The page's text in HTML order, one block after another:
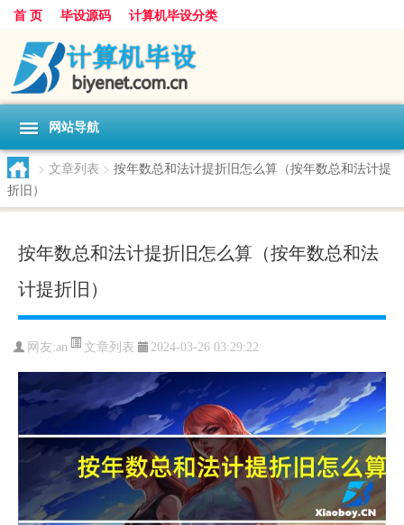
首 页 毕设源码 计算机毕设分类
网站导航
> 文章列表 > 按年数总和法计提折旧怎么算（按年数总和法计提
折旧）
按年数总和法计提折旧怎么算（按年数总和法
计提折旧）
网友:an 文章列表 2024-03-26 03:29:22